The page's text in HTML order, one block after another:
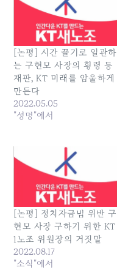
[논평] 시간 끌기로 일관하
는 구현모 사장의 횡령 등
재판, KT 미래를 암울하게
만든다
2022.05.05
"성명"에서
[논평] 정치자금법 위반 구
현모 사장 구하기 위한 KT
1노조 위원장의 거짓말
2022.08.17
"소식"에서